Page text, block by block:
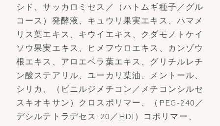
シド、サッカロミセス／（ハトムギ種子／グル
コース）発酵液、キュウリ果実エキス、ハマメ
リス葉エキス、キウイエキス、クダモノトケイ
ソウ果実エキス、ヒメフウロエキス、カンゾウ
根エキス、アロエベラ葉エキス、グリチルレチ
ン酸ステアリル、ユーカリ葉油、メントール、
シリカ、（ビニルジメチコン／メチコンシルセ
スキオキサン）クロスポリマー、（PEG-240／
デシルテトラデセス-20／HDI）コポリマー、